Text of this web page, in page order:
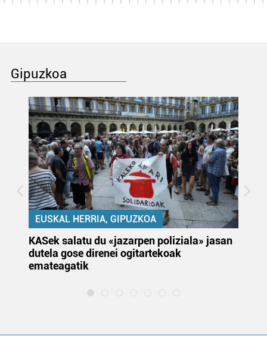
Gipuzkoa
EUSKAL HERRIA, GIPUZKOA
KASek salatu du «jazarpen poliziala» jasan
dutela gose direnei ogitartekoak
emateagatik